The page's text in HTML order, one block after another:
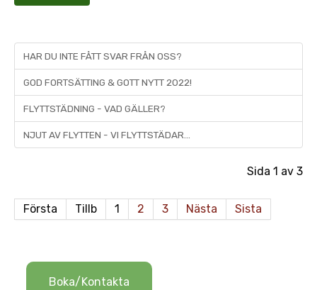
HAR DU INTE FÅTT SVAR FRÅN OSS?
GOD FORTSÄTTING & GOTT NYTT 2022!
FLYTTSTÄDNING - VAD GÄLLER?
NJUT AV FLYTTEN - VI FLYTTSTÄDAR...
Sida 1 av 3
Första Tillb 1 2 3 Nästa Sista
Boka/Kontakta